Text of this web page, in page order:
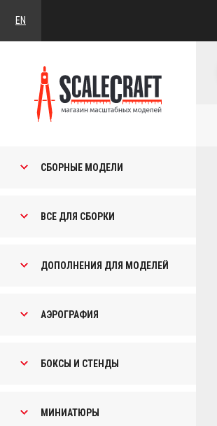
EN
СБОРНЫЕ МОДЕЛИ
ВСЕ ДЛЯ СБОРКИ
ДОПОЛНЕНИЯ ДЛЯ МОДЕЛЕЙ
АЭРОГРАФИЯ
БОКСЫ И СТЕНДЫ
МИНИАТЮРЫ